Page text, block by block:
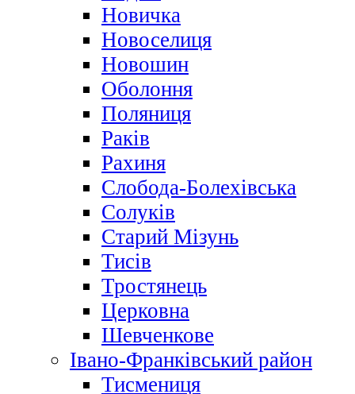
Новичка
Новоселиця
Новошин
Оболоння
Поляниця
Раків
Рахиня
Слобода-Болехівська
Солуків
Старий Мізунь
Тисів
Тростянець
Церковна
Шевченкове
Івано-Франківський район
Тисмениця